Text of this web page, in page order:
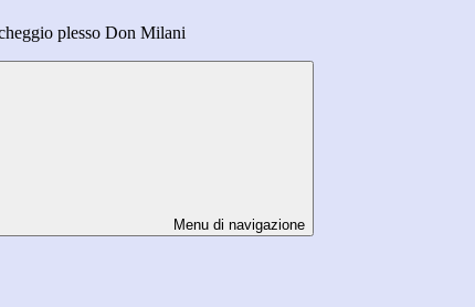
plesso Don Milani
Menu di navigazione